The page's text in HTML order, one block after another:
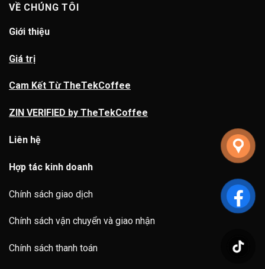
VỀ CHÚNG TÔI
Giới thiệu
Giá trị
Cam Kết Từ TheTekCoffee
ZIN VERIFIED by TheTekCoffee
Liên hệ
Hợp tác kinh doanh
Chính sách giao dịch
Chính sách vận chuyển và giao nhận
Chính sách thanh toán